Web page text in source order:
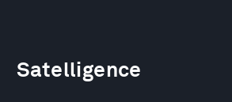
Satelligence